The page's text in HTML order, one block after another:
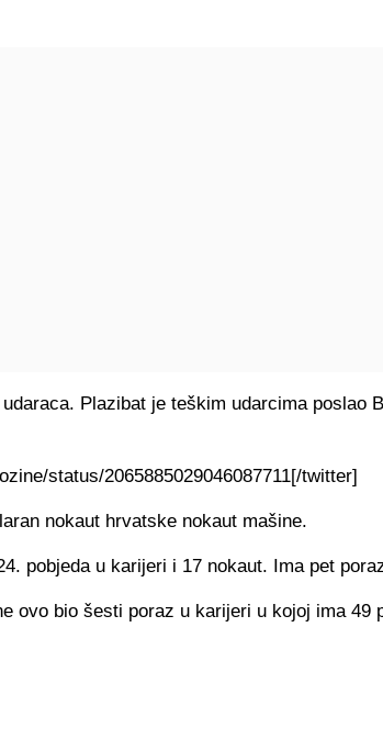
Plazibat je teškim udarcima poslao
status/2065885029046087711[/twitter]
nokaut hrvatske nokaut mašine.
pobjeda u karijeri i 17 nokaut. Ima pet
ovo bio šesti poraz u karijeri u kojoj ima 49